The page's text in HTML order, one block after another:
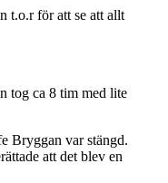
t.o.r för att se att allt
tog ca 8 tim med lite
Bryggan var stängd.
att det blev en